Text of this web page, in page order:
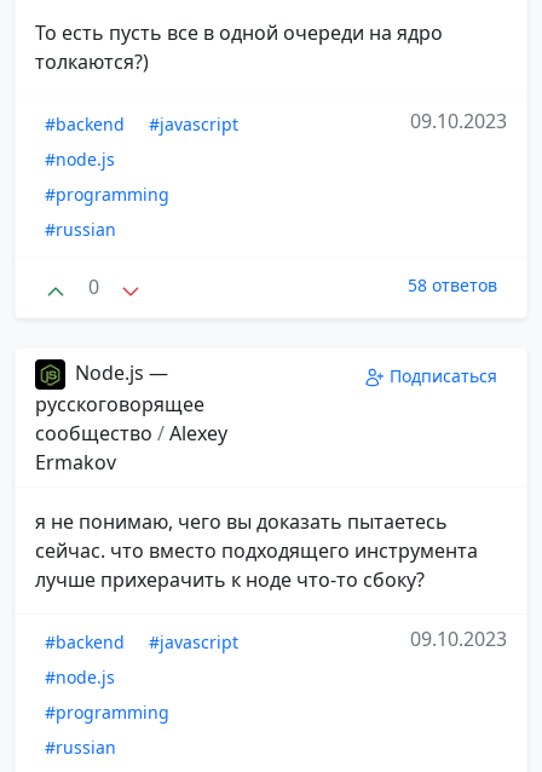
То есть пусть все в одной очереди на ядро
толкаются?)
#backend
#javascript
#node.js
#programming
#russian
09.10.2023
0 58 ответов
Node.js —
русскоговорящее
сообщество /Alexey
Ermakov
Подписаться
я не понимаю, чего вы доказать пытаетесь
сейчас. что вместо подходящего инструмента
лучше прихерачить к ноде что-то сбоку?
#backend
#javascript
#node.js
#programming
#russian
09.10.2023